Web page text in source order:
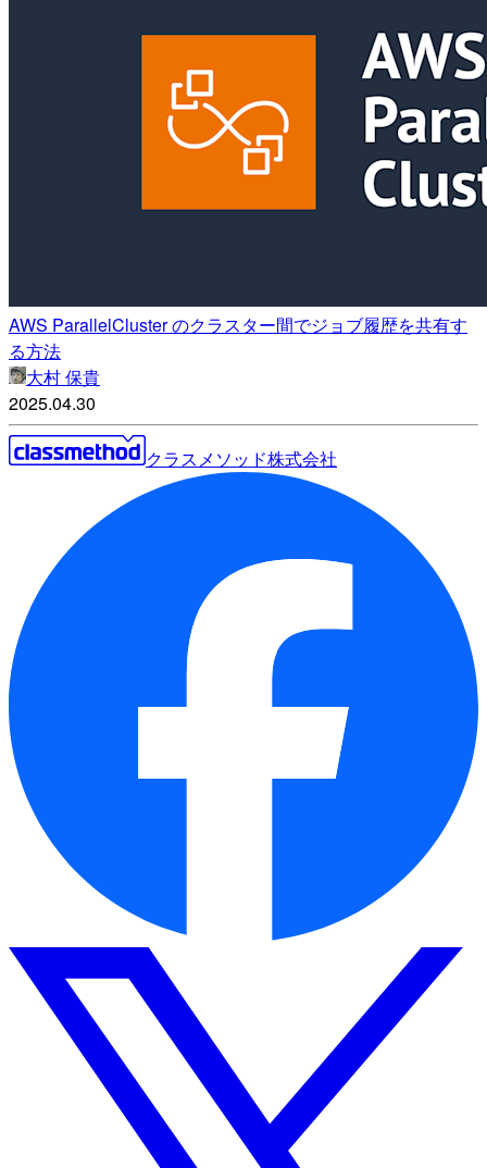
AWS ParallelCluster のクラスター間でジョブ履歴を共有す
る方法
大村 保貴
2025.04.30
クラスメソッド株式会社